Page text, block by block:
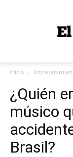
Inicio
¿Quién
músico
Brasil?